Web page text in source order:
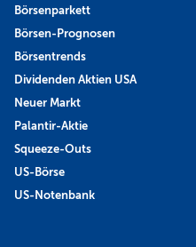
Börsenparkett
Börsen-Prognosen
Börsentrends
Dividenden Aktien USA
Neuer Markt
Palantir-Aktie
Squeeze-Outs
US-Börse
US-Notenbank